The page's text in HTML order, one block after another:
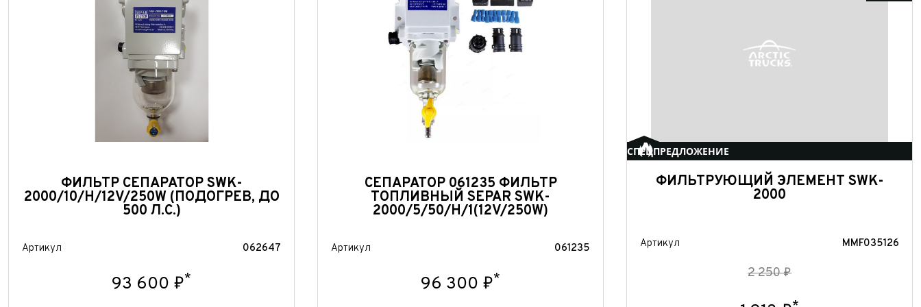
ФИЛЬТР СЕПАРАТОР SWK-
2000/10/H/12V/250W (ПОДОГРЕВ, ДО
500 Л.С.)
Артикул 062647
93 600 ₽*
СЕПАРАТОР 061235 ФИЛЬТР
ТОПЛИВНЫЙ SEPAR SWK-
2000/5/50/H/1(12V/250W)
Артикул 061235
96 300 ₽*
СПЕЦПРЕДЛОЖЕНИЕ
ФИЛЬТРУЮЩИЙ ЭЛЕМЕНТ SWK-
2000
Артикул MMF035126
2 250 ₽
Отправить
соглашения об обработке персональных данных
Отправить
Отправить